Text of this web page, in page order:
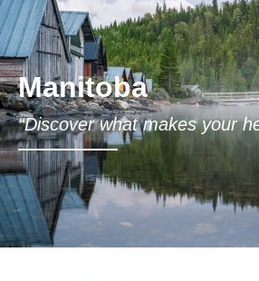
Manitoba
“Discover what makes your